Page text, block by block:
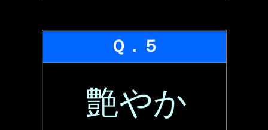
Ｑ．５
艶やか